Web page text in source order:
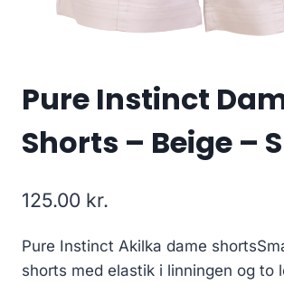
Pure Instinct
Shorts – Beige – S
125.00 kr.
Pure Instinct Akilka dame
shorts med elastik i linningen og to